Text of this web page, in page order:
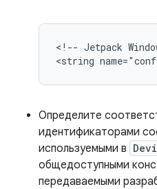
<!-- Jetpack
Определите
идентификаторами
используемыми в
общедоступными
передаваемыми